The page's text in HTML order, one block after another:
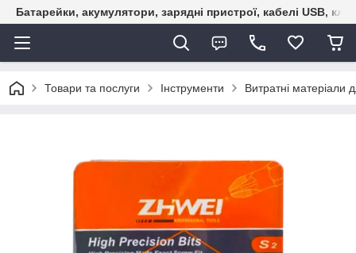
Батарейки, акумулятори, зарядні пристрої, кабелі USB,
Товари та послуги Інструменти Витратні матеріали